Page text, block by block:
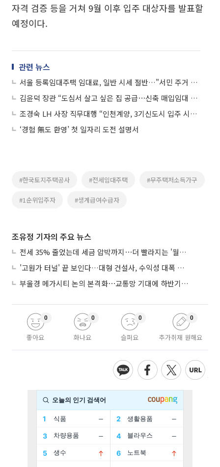
자격 검증 등을 거쳐 9월 이후 입주 대상자를 발표할
예정이다.
관련 뉴스
서울 등록임대주택 임대료, 일반 시세 절반…"서민 주거 안정 기여"
김윤덕 장관 “도심서 살고 싶은 집 공급⋯신축 매입임대 속도 낸다”
조경숙 LH 사장 직무대행 “인천계양, 3기신도시 입주 시발점…안전·품질 최우선”
‘경험 無도 환영’ 첫 일자리 도전 설명서
#한국토지주택공사 #전세임대주택 #무주택저소득가구
#1순위입주자 #생계급여수급자
조유정 기자의 주요 뉴스
전세 35% 줄었는데 세금 압박까지⋯더 빨라지는 '월세화'
'고원가 터널' 끝 보인다…대형 건설사, 수익성 대폭 개선
부울경 메가시티 논의 본격화⋯교통망 기대에 하반기 분양시장 '주목'
좋아요
0
화나요
0
슬퍼요
0
추가취재 원해요
0